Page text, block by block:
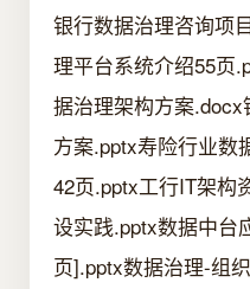
银行数据治理咨询项
理平台系统介绍55页
据治理架构方案
方案.pptx寿险行业数
42页.pptx工行IT架构
设实践.pptx数据中台
页].pptx数据治理-组